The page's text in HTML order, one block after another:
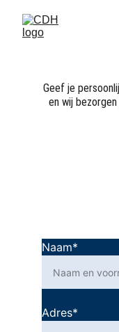
Naam*
Adres*
Geef je
en wij